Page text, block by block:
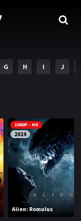
G H I J
1080P - HD
2024
Alien: Romulus